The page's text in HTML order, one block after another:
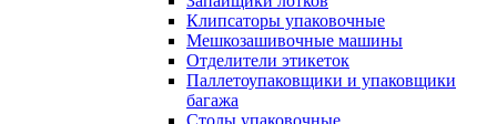
Клипсаторы упаковочные
Мешкозашивочные машины
Отделители этикеток
Паллетоупаковщики и упаковщики
багажа
Столы упаковочные